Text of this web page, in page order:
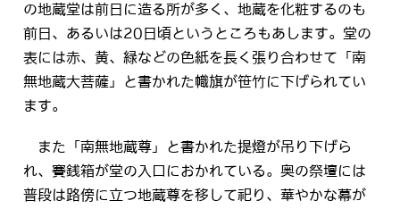
の地蔵堂は前日に造る所が多く、地蔵を化粧するのも
前日、あるいは20日頃というところもあします。堂の
表には赤、黄、緑などの色紙を長く張り合わせて「南
無地蔵大菩薩」と書かれた幟旗が笹竹に下げられてい
ます。
また「南無地蔵尊」と書かれた提燈が吊り下げら
れ、賽銭箱が堂の入口におかれている。奥の祭壇には
普段は路傍に立つ地蔵尊を移して祀り、華やかな幕が